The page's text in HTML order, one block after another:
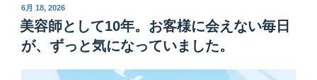
投
稿
日:
6月 18, 2026
美容師として10年。お客様に会えない毎日
が、ずっと気になっていました。